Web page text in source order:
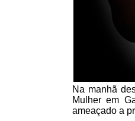
Na manhã
Mulher em
ameaçado a